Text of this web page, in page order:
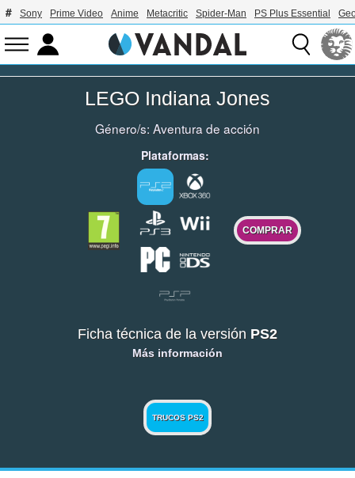
Sony Prime Video Anime Metacritic Spider-Man PS Plus Essential
LEGO Indiana Jones
Género/s: Aventura de acción
Plataformas:
COMPRAR
Ficha técnica de la versión PS2
Más información
TRUCOS PS2